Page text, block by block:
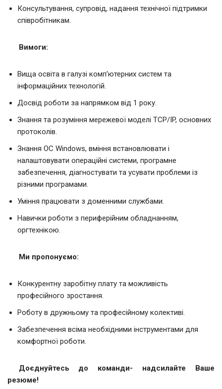
Консультування, супровід, надання технічної підтримки
співробітникам.
Вимоги:
Вища освіта в галузі комп’ютерних систем та
інформаційних технологій.
Досвід роботи за напрямком від 1 року.
Знання та розуміння мережевої моделі TCP/IP, основних
протоколів.
Знання ОС Windows, вміння встановлювати і
налаштовувати операційні системи, програмне
забезпечення, діагностувати та усувати проблеми із
різними програмами.
Уміння працювати з доменними службами.
Навички роботи з периферійним обладнанням,
оргтехнікою.
Ми пропонуємо:
Конкурентну заробітну плату та можливість
професійного зростання.
Роботу в дружньому та професійному колективі.
Забезпечення всіма необхідними інструментами для
комфортної роботи.
Доєднуйтесь до команди- надсилайте Ваше
резюме!